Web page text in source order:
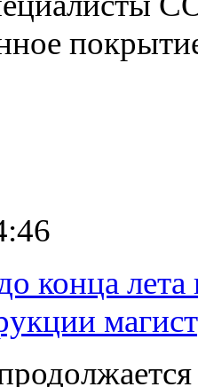
конца